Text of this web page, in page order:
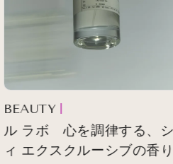
BEAUTY
ル ラボ 心を調律する、シ
ィ エクスクルーシブの香り